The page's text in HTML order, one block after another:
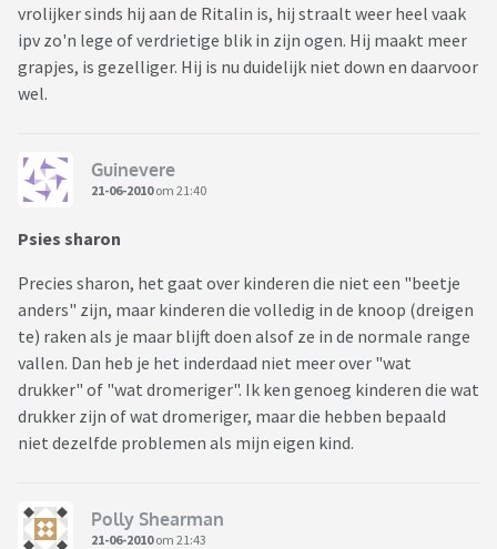
vrolijker sinds hij aan de Ritalin is, hij straalt weer heel vaak
ipv zo'n lege of verdrietige blik in zijn ogen. Hij maakt meer
grapjes, is gezelliger. Hij is nu duidelijk niet down en daarvoor
wel.
Guinevere
21-06-2010om 21:40
Psies sharon
Precies sharon, het gaat over kinderen die niet een "beetje
anders" zijn, maar kinderen die volledig in de knoop (dreigen
te) raken als je maar blijft doen alsof ze in de normale range
vallen. Dan heb je het inderdaad niet meer over "wat
drukker" of "wat dromeriger". Ik ken genoeg kinderen die wat
drukker zijn of wat dromeriger, maar die hebben bepaald
niet dezelfde problemen als mijn eigen kind.
Polly Shearman
21-06-2010om 21:43